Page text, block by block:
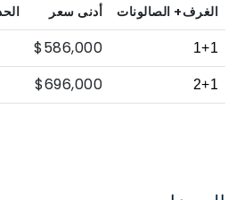
الغرف+ الصالونات أدنى سعر
1+1
$586,000
2+1
$696,000